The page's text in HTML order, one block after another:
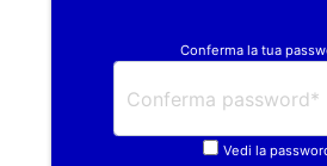
Conferma la tua
Vedi la